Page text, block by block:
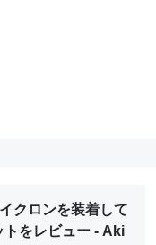
クロンを装着して
をレビュー - Aki